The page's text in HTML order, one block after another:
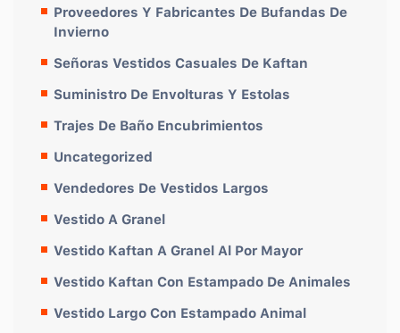
Proveedores Y Fabricantes De Bufandas De
Invierno
Señoras Vestidos Casuales De Kaftan
Suministro De Envolturas Y Estolas
Trajes De Baño Encubrimientos
Uncategorized
Vendedores De Vestidos Largos
Vestido A Granel
Vestido Kaftan A Granel Al Por Mayor
Vestido Kaftan Con Estampado De Animales
Vestido Largo Con Estampado Animal